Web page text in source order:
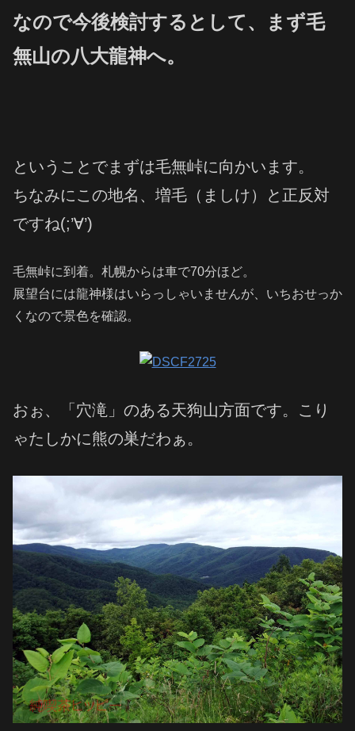
なので今後検討するとして、まず毛
無山の八大龍神へ。
ということでまずは毛無峠に向かいます。
ちなみにこの地名、増毛（ましけ）と正反対
ですね(;’∀’)
毛無峠に到着。札幌からは車で70分ほど。
展望台には龍神様はいらっしゃいませんが、いちおせっか
くなので景色を確認。
おぉ、「穴滝」のある天狗山方面です。こり
ゃたしかに熊の巣だわぁ。